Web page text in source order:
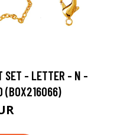
SET - LETTER - N -
(BOX216066)